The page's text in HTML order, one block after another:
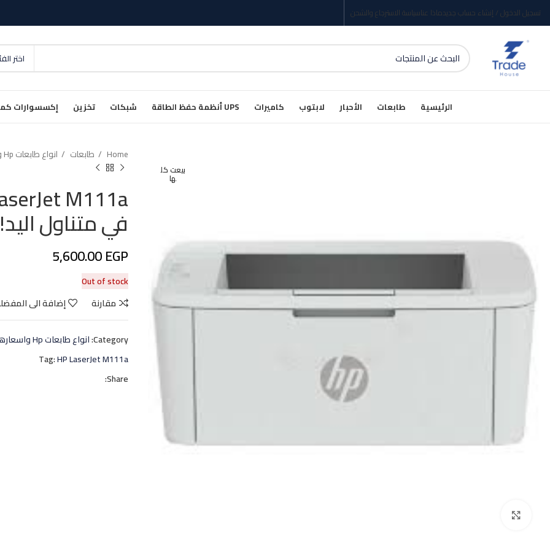
تسجيل الدخول / إنشاء حساب جديدماذا عناسياسة الاسترجاع والشحن
اختر
الرئيسية طابعات الأحبار لابتوب كاميرات UPS أنظمة حفظ الطاقة شبكات تخزين إكسسوارات
بيعت كل
ها
Home طابعات انواع طابعات Hp واسعارها
في متناول اليد!
5,600.00EGP
Out of stock
مقارنة
إضافة الى
Category: انواع طابعات Hp واسعارها
Tag:HP LaserJet M111a
Share: